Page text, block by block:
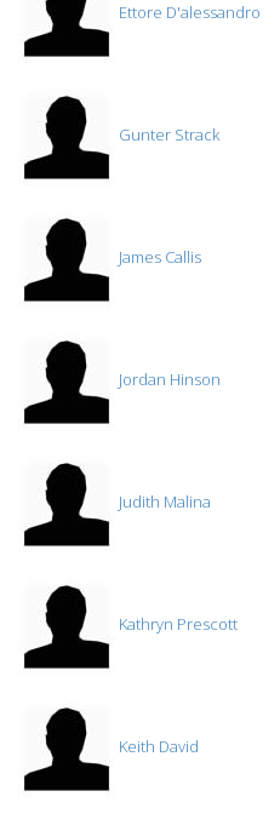
Ettore D'alessandro
Gunter Strack
James Callis
Jordan Hinson
Judith Malina
Kathryn Prescott
Keith David